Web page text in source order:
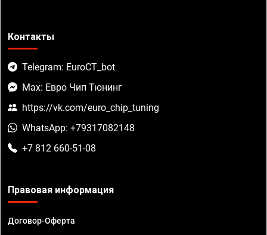
Контакты
Telegram: EuroCT_bot
Max: Евро Чип Тюнинг
https://vk.com/euro_chip_tuning
WhatsApp: +79317082148
+7 812 660-51-08
Правовая информация
Договор-Оферта